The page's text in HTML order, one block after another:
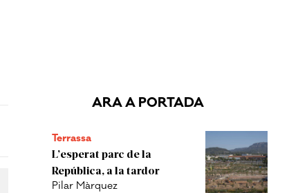
ARA A PORTADA
Terrassa
L’esperat parc de la
República, a la tardor
Pilar Màrquez